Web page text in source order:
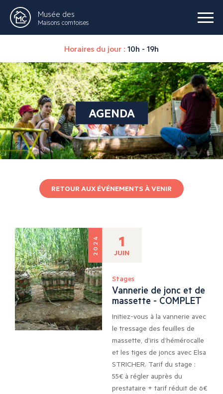
Musée des
Maisons comtoises
Horaires du jour : 10h - 19h
AGENDA
RETOUR AUX ÉVÉNEMENTS À VENIR
2024 1
JUIN
Stages
Vannerie de jonc et de
massette - COMPLET
Initiez-vous à la vannerie avec
le tressage des feuilles de
massette, d’iris d’hémérocalle
et les tiges de joncs avec Elsa
STRICHER. Tarif du stage :
55€ à régler auprès du
prestataire + tarif réduit de 6€